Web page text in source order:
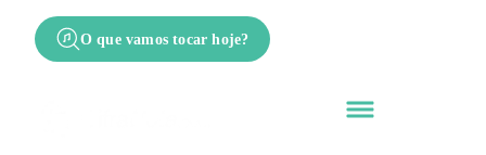
O que vamos tocar hoje?